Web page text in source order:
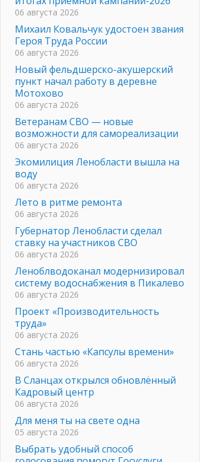
06 августа 2026
Михаил Ковальчук удостоен звания
Героя Труда России
06 августа 2026
Новый фельдшерско-акушерский
пункт начал работу в деревне
Мотохово
06 августа 2026
Ветеранам СВО — новые
возможности для самореализации
06 августа 2026
Экомилиция Ленобласти вышла на
воду
06 августа 2026
Лето в ритме ремонта
06 августа 2026
Губернатор Ленобласти сделал
ставку на участников СВО
06 августа 2026
Леноблводоканал модернизировал
систему водоснабжения в Пикалево
06 августа 2026
Проект «Производительность
труда»
06 августа 2026
Стань частью «Капсулы времени»
06 августа 2026
В Сланцах открылся обновлённый
Кадровый центр
06 августа 2026
Для меня ты на свете одна
05 августа 2026
Выбрать удобный способ